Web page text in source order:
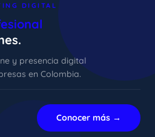
DIGITAL
y presencia digital
en Colombia.
Conocer más →